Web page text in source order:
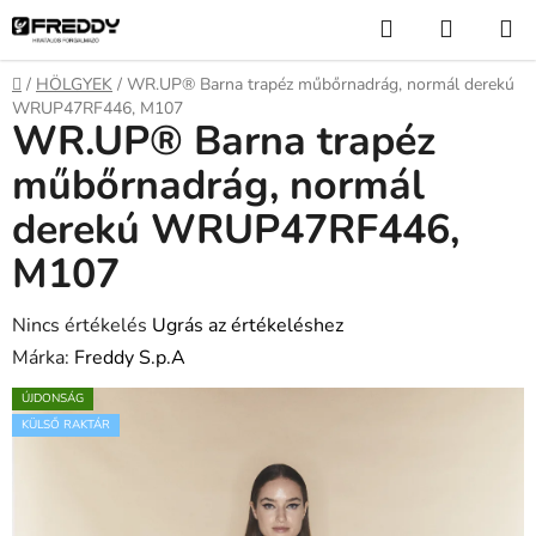
Ugrás
fő
tartalomhoz
KeresésKOSÁR
Kezdőlap
/ HÖLGYEK / WR.UP® Barna trapéz műbőrnadrág, normál derekú
WRUP47RF446, M107
WR.UP® Barna trapéz
műbőrnadrág, normál
derekú WRUP47RF446,
M107
A
termék
átlagos
értékelése
Nincs értékelés Ugrás az értékeléshez
Márka: Freddy S.p.A
ÚJDONSÁG
KÜLSŐ RAKTÁR